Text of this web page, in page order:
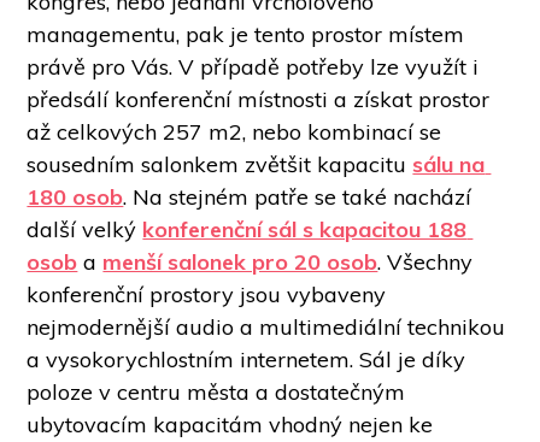
managementu, pak je tento prostor místem
právě pro Vás. V případě potřeby lze využít i
předsálí konferenční místnosti a získat prostor
až celkových 257 m2, nebo kombinací se
sousedním salonkem zvětšit kapacitu sálu na
180 osob. Na stejném patře se také nachází
další velký konferenční sál s kapacitou 188
osob a menší salonek pro 20 osob. Všechny
konferenční prostory jsou vybaveny
nejmodernější audio a multimediální technikou
a vysokorychlostním internetem. Sál je díky
poloze v centru města a dostatečným
ubytovacím kapacitám vhodný nejen ke